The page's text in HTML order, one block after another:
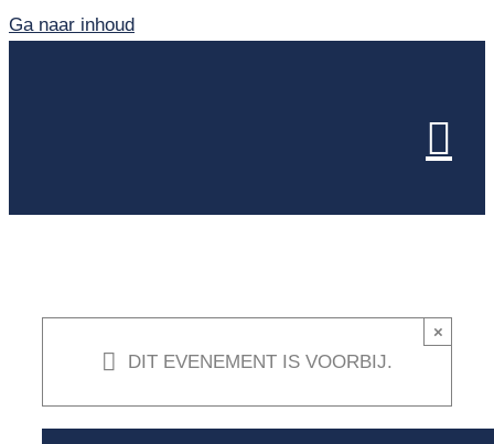
Ga naar inhoud
DIT EVENEMENT IS VOORBIJ.
×